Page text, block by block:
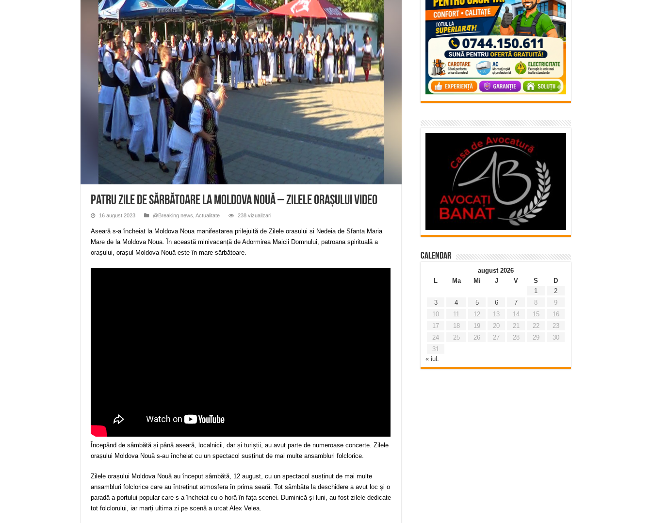
Ștrandul Termal Ring din Oravița – locul unde natura a ascuns un izvor de sănătate VIDEO
Miresme de lavandă, mentă și flori de vară și râsete de copii la Carașova VIDEO
ANUNȚ OPRIRE APĂ în Reșița – avarie – 04.08.2026 – str. Văliugului și Plastomet
ANUNŢ OPRIRE APĂ în CARANSEBEȘ – 04.08.2026 – avarie – Calea Severinului
ANUNŢ OPRIRE APĂ în CARANSEBEȘ avarie
Patru zile de sărbătoare la Moldova Nouă – Zilele orașului VIDEO
16 august 2023 @Breaking news Actualitate 238 vizualizari
Aseară s-a încheiat la Moldova Noua manifestarea prilejuită de Zilele orasului si Nedeia de Sfanta Maria
Mare de la Moldova Noua. În această minivacanță de Adormirea Maicii Domnului, patroana spirituală a
orașului, orașul Moldova Nouă este în mare sărbătoare.
Începând de sâmbătă și până aseară, localnicii, dar și turiștii, au avut parte de numeroase concerte. Zilele
orașului Moldova Nouă s-au încheiat cu un spectacol susținut de mai multe ansambluri folclorice.
Zilele orașului Moldova Nouă au început sâmbătă, 12 august, cu un spectacol susținut de mai multe
ansambluri folclorice care au întreținut atmosfera în prima seară. Tot sâmbăta la deschidere a avut loc și o
paradă a portului popular care s-a încheiat cu o horă în fața scenei. Duminică și luni, au fost zilele dedicate
tot folclorului, iar marți ultima zi pe scenă a urcat Alex Velea.
Calendar
august 2026
L
Ma Mi J V S
D
1
2
3
4 5 6 7 8
9
10
11 12 13 14 15
16
17
18 19 20 21 22
23
24
25 26 27 28 29
30
31
« iul.